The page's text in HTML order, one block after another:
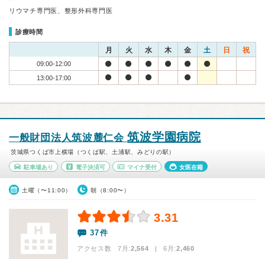
リウマチ専門医、整形外科専門医
診療時間
月 火 水 木 金 土 日 祝
09:00-12:00
13:00-17:00
一般財団法人筑波麓仁会筑波学園病院
茨城県つくば市上横場（つくば駅、土浦駅、みどりの駅）
駐車場あり 電子決済可 マイナ受付 女医在籍
土曜（〜11:00） 朝（8:00〜）
3.31
37件
アクセス数 7月:2,564 | 6月:2,460